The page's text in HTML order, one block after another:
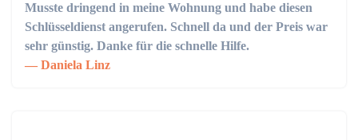
Musste dringend in meine Wohnung und habe diesen
Schlüsseldienst angerufen. Schnell da und der Preis war
sehr günstig. Danke für die schnelle Hilfe.
Daniela Linz